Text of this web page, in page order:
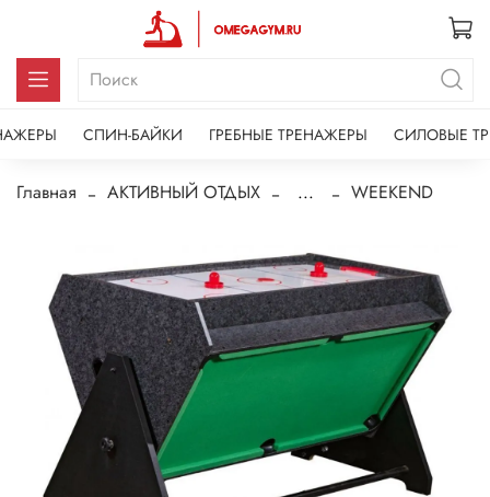
СПИН-БАЙКИ ГРЕБНЫЕ ТРЕНАЖЕРЫ СИЛОВЫЕ
Главная АКТИВНЫЙ ОТДЫХ ... WEEKEND